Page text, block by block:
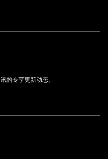
的专享更新动态。